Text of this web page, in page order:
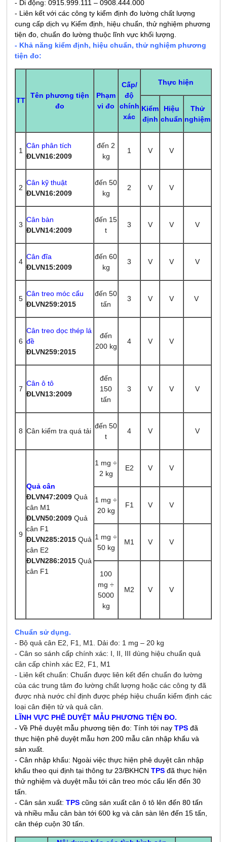
- Di động: 0915.999.111 – 0908.444.000
- Liên kết với các công ty kiểm định đo lường chất lượng
cung cấp dịch vụ Kiểm định, hiệu chuẩn, thử nghiệm phương
tiện đo, chuẩn đo lường thuộc lĩnh vực khối lượng.
- Khả năng kiểm định, hiệu chuẩn, thử nghiệm phương
tiện đo:
TT
Tên phương tiện
đo
Phạm
vi đo
Cấp/
độ
chính
xác
Thực hiện
Kiểm
định
Hiệu
chuẩn
Thử
nghiệm
1
Cân phân tích
ĐLVN16:2009
đến 2
kg
1 V V
2
Cân kỹ thuật
ĐLVN16:2009
đến 50
kg
2 V V
3
Cân bàn
ĐLVN14:2009
đến 15
t
3 V V V
4
Cân đĩa
ĐLVN15:2009
đến 60
kg
3 V V V
5
Cân treo móc cẩu
ĐLVN259:2015
đến 50
tấn
3 V V V
6
Cân treo dọc thép lá
đề
ĐLVN259:2015
đến
200 kg
4 V V
7
Cân ô tô
ĐLVN13:2009
đến
150
tấn
3 V V V
8 Cân kiểm tra quá tải
đến 50
t
4 V V
9
Quả cân
ĐLVN47:2009Quả
cân M1
ĐLVN50:2009Quả
cân F1
ĐLVN285:2015 Quả
cân E2
ĐLVN286:2015 Quả
cân F1
1 mg ÷
2 kg
E2 V V
1 mg ÷
20 kg
F1 V V
1 mg ÷
50 kg
M1 V V
100
mg ÷
5000
kg
M2 V V
Chuẩn sử dụng.
- Bộ quả cân E2, F1, M1. Dải đo: 1 mg – 20 kg
- Cân so sánh cấp chính xác: I, II, III dùng hiệu chuẩn quả
cân cấp chình xác E2, F1, M1
- Liên kết chuẩn: Chuẩn được liên kết đến chuẩn đo lường
của các trung tâm đo lường chất lượng hoặc các công ty đã
được nhà nước chỉ định được phép hiệu chuẩn kiểm định các
loại cân điện tử và quả cân.
LĨNH VỰC PHÊ DUYỆT MẪU PHƯƠNG TIỆN ĐO.
-Về Phê duyệt mẫu phương tiện đo:Tính tới nayTPS đã
thực hiện phê duyệt mẫu hơn 200 mẫu cân nhập khẩu và
sản xuất.
- Cân nhập khẩu: Ngoài việc thực hiện phê duyệt cân nhập
khẩu theo qui định tại thông tư 23/BKHCNTPS đã thực hiện
thử nghiệm và duyệt mẫu tới cân treo móc cẩu lến đến 30
tấn.
- Cân sản xuất:TPS cũng sản xuất cân ô tô lên đến 80 tấn
và nhiều mẫu cân bàn tới 600 kg và cân sàn lên đến 15 tấn,
cân thép cuộn 30 tấn.